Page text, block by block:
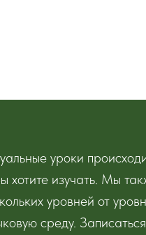
уроки
хотите изучать. Мы
уровней от
среду.